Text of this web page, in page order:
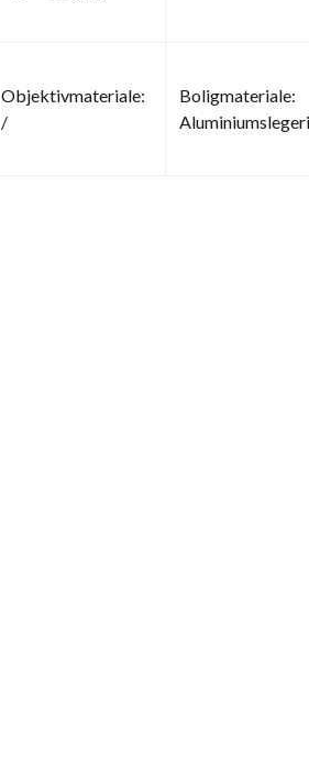
Objektivmateriale:
/
Boligmateriale: